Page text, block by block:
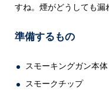
すね。煙がどうしても漏
準備するもの
スモーキングガン本体
スモークチップ